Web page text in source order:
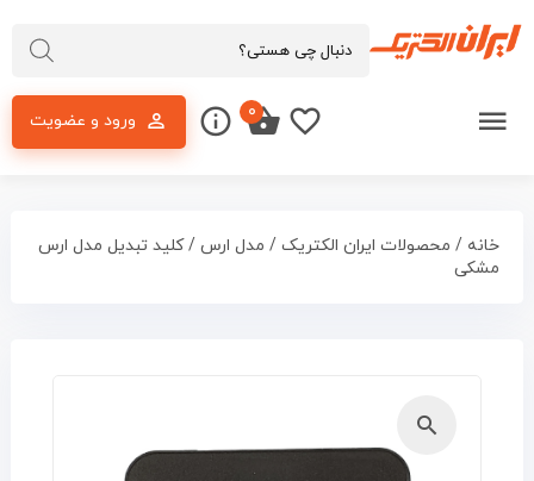
ورود و عضویت ۰
خانه / محصولات ایران الکتریک/ مدل ارس/ کلید تبدیل مدل ارس
مشکی